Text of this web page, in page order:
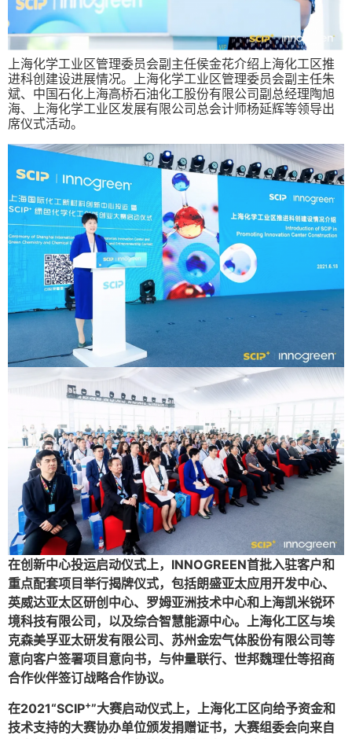
上海化学工业区管理委员会副主任侯金花介绍上海化工区推
进科创建设进展情况。上海化学工业区管理委员会副主任朱
斌、中国石化上海高桥石油化工股份有限公司副总经理陶旭
海、上海化学工业区发展有限公司总会计师杨延辉等领导出
席仪式活动。
在创新中心投运启动仪式上，INNOGREEN首批入驻客户和
重点配套项目举行揭牌仪式，包括朗盛亚太应用开发中心、
英威达亚太区研创中心、罗姆亚洲技术中心和上海凯米锐环
境科技有限公司，以及综合智慧能源中心。上海化工区与埃
克森美孚亚太研发有限公司、苏州金宏气体股份有限公司等
意向客户签署项目意向书，与仲量联行、世邦魏理仕等招商
合作伙伴签订战略合作协议。
在2021“SCIP+”大赛启动仪式上，上海化工区向给予资金和
技术支持的大赛协办单位颁发捐赠证书，大赛组委会向来自